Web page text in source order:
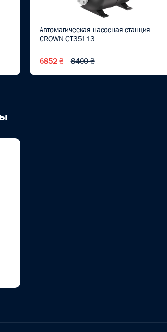
Автоматическая насосная станция
CROWN CT35113
6852 ₴ 8400 ₴